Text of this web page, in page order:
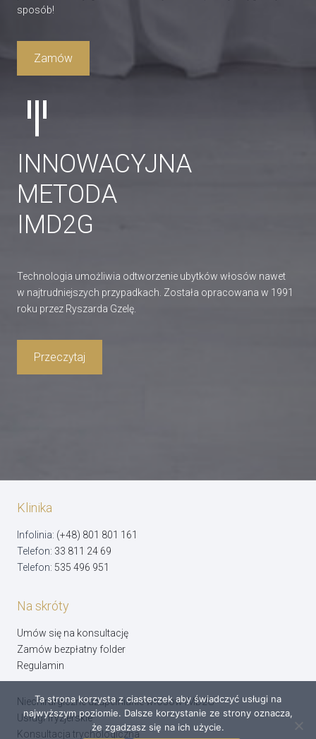
sposób!
Zamów
INNOWACYJNA
METODA
IMD2G
Technologia umożliwia odtworzenie ubytków włosów nawet
w najtrudniejszych przypadkach. Została opracowana w 1991
roku przez Ryszarda Gzelę.
Przeczytaj
Klinika
Infolinia: (+48) 801 801 161
Telefon: 33 811 24 69
Telefon: 535 496 951
Na skróty
Umów się na konsultację
Zamów bezpłatny folder
Regulamin
Niechirurgiczne uzupełnianie włosów IMD2G
Usługi fryzjerskie
Konsultacja trychologiczna
Ta strona korzysta z ciasteczek aby świadczyć usługi na
najwyższym poziomie. Dalsze korzystanie ze strony oznacza,
że zgadzasz się na ich użycie.